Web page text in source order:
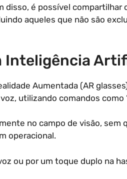
disso, é possível
aqueles que não são
Inteligência
Aumentada (AR
utilizando comandos como
no campo de visão, sem
operacional.
ou por um toque duplo na